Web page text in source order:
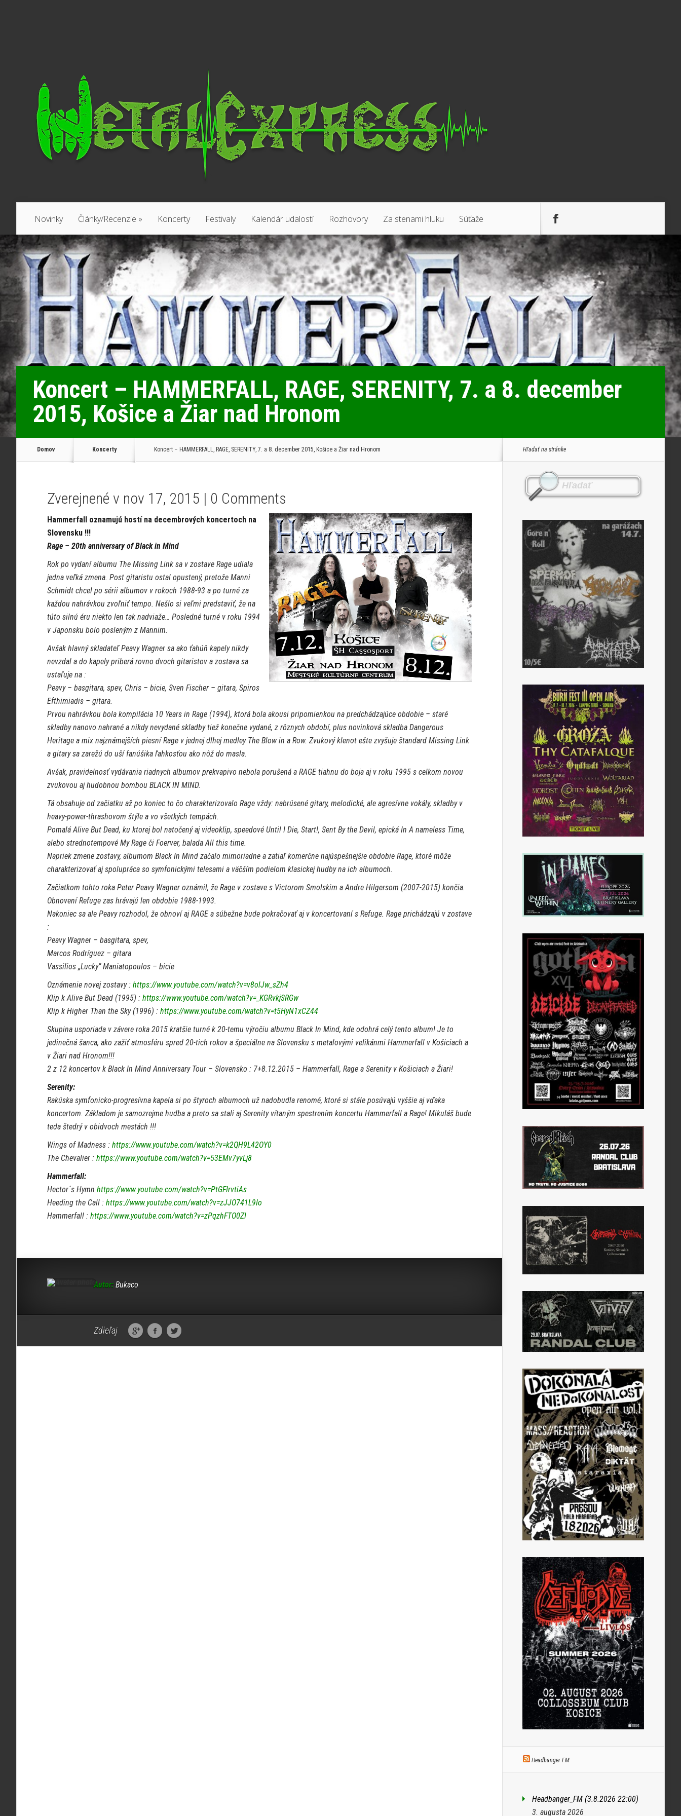
Novinky Články/Recenzie » Koncerty Festivaly Kalendár udalostí Rozhovory Za stenami hluku Súťaže
Koncert – HAMMERFALL, RAGE, SERENITY, 7. a 8. december
2015, Košice a Žiar nad Hronom
Domov Koncerty Koncert – HAMMERFALL, RAGE, SERENITY, 7. a 8. december 2015, Košice a Žiar nad Hronom
Zverejnené v nov 17, 2015 | 0 Comments
Hammerfall oznamujú hostí na decembrových koncertoch na
Slovensku !!!
Rage – 20th anniversary of Black in Mind
Rok po vydaní albumu The Missing Link sa v zostave Rage udiala
jedna veľká zmena. Post gitaristu ostal opustený, pretože Manni
Schmidt chcel po sérii albumov v rokoch 1988-93 a po turné za
každou nahrávkou zvoľniť tempo. Nešlo si veľmi predstaviť, že na
túto silnú éru niekto len tak nadviaže… Posledné turné v roku 1994
v Japonsku bolo posleným z Mannim.
Avšak hlavný skladateľ Peavy Wagner sa ako ťahúň kapely nikdy
nevzdal a do kapely priberá rovno dvoch gitaristov a zostava sa
ustaľuje na :
Peavy – basgitara, spev, Chris – bicie, Sven Fischer – gitara, Spiros
Efthimiadis – gitara.
Prvou nahrávkou bola kompilácia 10 Years in Rage (1994), ktorá bola akousi pripomienkou na predchádzajúce obdobie – staré
skladby nanovo nahrané a nikdy nevydané skladby tiež konečne vydané, z rôznych období, plus novinková skladba Dangerous
Heritage a mix najznámejších piesní Rage v jednej dlhej medley The Blow in a Row. Zvukový klenot ešte zvyšuje štandard Missing Link
a gitary sa zarežú do uší fanúšika ľahkosťou ako nôž do masla.
Avšak, pravidelnosť vydávania riadnych albumov prekvapivo nebola porušená a RAGE tiahnu do boja aj v roku 1995 s celkom novou
zvukovou aj hudobnou bombou BLACK IN MIND.
Tá obsahuje od začiatku až po koniec to čo charakterizovalo Rage vždy: nabrúsené gitary, melodické, ale agresívne vokály, skladby v
heavy-power-thrashovom štýle a vo všetkých tempách.
Pomalá Alive But Dead, ku ktorej bol natočený aj videoklip, speedové Until I Die, Start!, Sent By the Devil, epická In A nameless Time,
alebo strednotempové My Rage či Foerver, balada All this time.
Napriek zmene zostavy, albumom Black In Mind začalo mimoriadne a zatiaľ komerčne najúspešnejšie obdobie Rage, ktoré môže
charakterizovať aj spolupráca so symfonickými telesami a väčším podielom klasickej hudby na ich albumoch.
Začiatkom tohto roka Peter Peavy Wagner oznámil, že Rage v zostave s Victorom Smolskim a Andre Hilgersom (2007-2015) končia.
Obnovení Refuge zas hrávajú len obdobie 1988-1993.
Nakoniec sa ale Peavy rozhodol, že obnoví aj RAGE a súbežne bude pokračovať aj v koncertovaní s Refuge. Rage prichádzajú v zostave
:
Peavy Wagner – basgitara, spev,
Marcos Rodríguez – gitara
Vassilios „Lucky“ Maniatopoulos – bicie
Oznámenie novej zostavy : https://www.youtube.com/watch?v=v8olJw_sZh4
Klip k Alive But Dead (1995) : https://www.youtube.com/watch?v=_KGRvkjSRGw
Klip k Higher Than the Sky (1996) : https://www.youtube.com/watch?v=t5HyN1xCZ44
Skupina usporiada v závere roka 2015 kratšie turné k 20-temu výročiu albumu Black In Mind, kde odohrá celý tento album! Je to
jedinečná šanca, ako zažiť atmosféru spred 20-tich rokov a špeciálne na Slovensku s metalovými velikánmi Hammerfall v Košiciach a
v Žiari nad Hronom!!!
2 z 12 koncertov k Black In Mind Anniversary Tour – Slovensko : 7+8.12.2015 – Hammerfall, Rage a Serenity v Košiciach a Žiari!
Serenity:
Rakúska symfonicko-progresívna kapela si po štyroch albumoch už nadobudla renomé, ktoré si stále posúvajú vyššie aj vďaka
koncertom. Základom je samozrejme hudba a preto sa stali aj Serenity vítaným spestrením koncertu Hammerfall a Rage! Mikuláš bude
teda štedrý v obidvoch mestách !!!
Wings of Madness : https://www.youtube.com/watch?v=k2QH9L42OY0
The Chevalier : https://www.youtube.com/watch?v=53EMv7yvLj8
Hammerfall:
Hector´s Hymn https://www.youtube.com/watch?v=PtGFIrvtiAs
Heeding the Call : https://www.youtube.com/watch?v=zJJO741L9Io
Hammerfall : https://www.youtube.com/watch?v=zPqzhFTO0ZI
Autor: Bukaco
Zdieľaj
Hľadať na stránke
Headbanger FM
Headbanger_FM (3.8.2026 22:00)
3. augusta 2026